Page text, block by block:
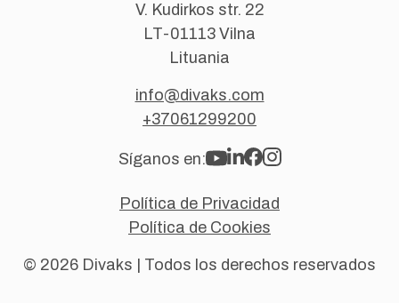
V. Kudirkos str. 22
LT-01113 Vilna
Lituania
info@divaks.com
+37061299200
Síganos en:
Política de Privacidad
Política de Cookies
© 2026 Divaks | Todos los derechos reservados